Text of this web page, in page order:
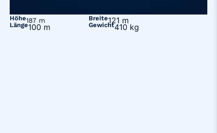
Höhe187 m Breite121 m
Länge100 m Gewicht410 kg